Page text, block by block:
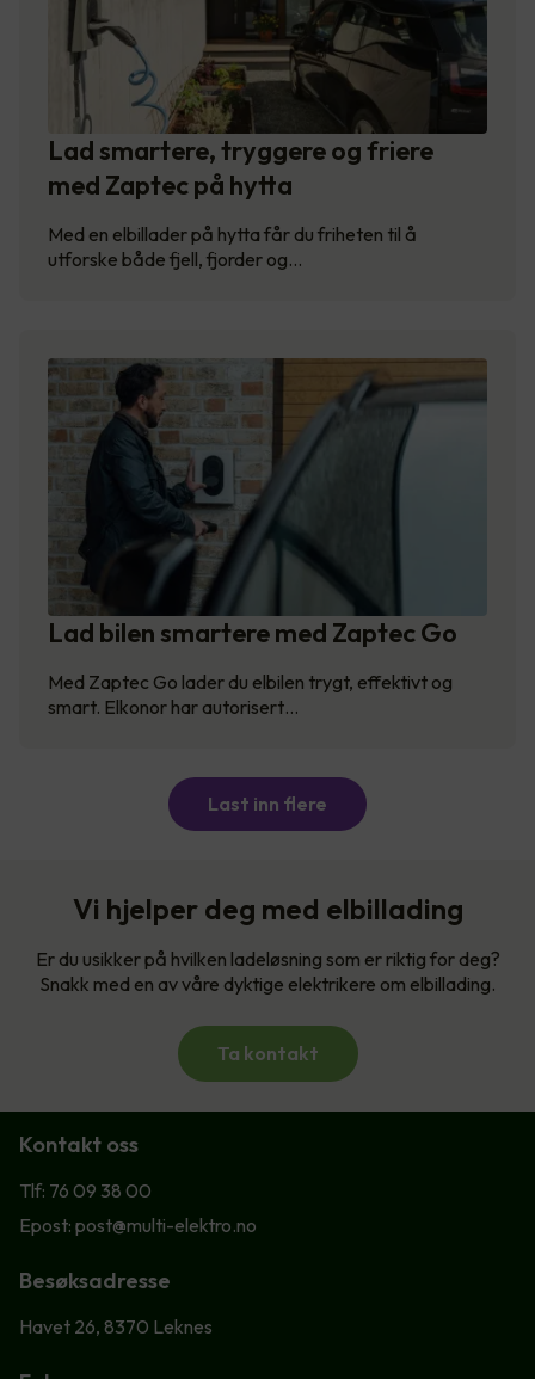
Lad smartere, tryggere og friere
med Zaptec på hytta
Med en elbillader på hytta får du friheten til å
utforske både fjell, fjorder og…
Lad bilen smartere med Zaptec Go
Med Zaptec Go lader du elbilen trygt, effektivt og
smart. Elkonor har autorisert…
Last inn flere
Vi hjelper deg med elbillading
Er du usikker på hvilken ladeløsning som er riktig for deg?
Snakk med en av våre dyktige elektrikere om elbillading.
Ta kontakt
Kontakt oss
Tlf: 76 09 38 00
Epost: post@multi-elektro.no
Besøksadresse
Havet 26, 8370 Leknes